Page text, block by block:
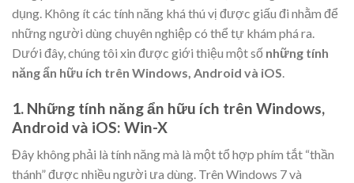
dụng. Không ít các tính năng khá thú vị được giấu đi nhằm để
những người dùng chuyên nghiệp có thể tự khám phá ra.
Dưới đây, chúng tôi xin được giới thiệu một số những tính
năng ẩn hữu ích trên Windows, Android và iOS.
1. Những tính năng ẩn hữu ích trên Windows,
Android và iOS: Win-X
Đây không phải là tính năng mà là một tổ hợp phím tắt “thần
thánh” được nhiều người ưa dùng. Trên Windows 7 và